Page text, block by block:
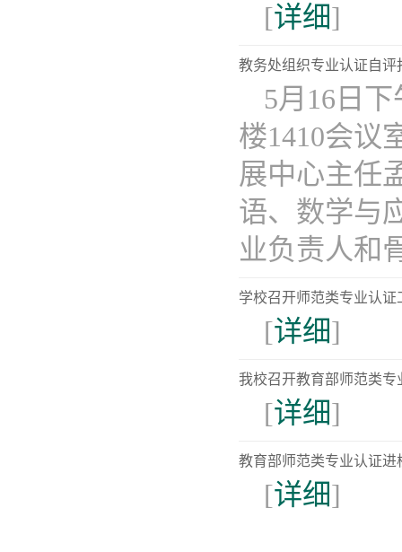
[详细]
教务处组织专业认证自评
5月16日
楼1410会议
展中心主任
语、数学与
业负责人和
学校召开师范类专业认
[详细]
我校召开教育部师范类
[详细]
教育部师范类专业认证
[详细]